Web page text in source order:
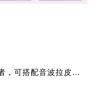
，可搭配音波拉皮…